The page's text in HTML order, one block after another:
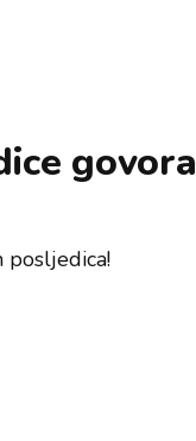
govora
posljedica!